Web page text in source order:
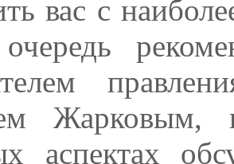
вас с
Жарковым,
аспектах